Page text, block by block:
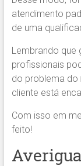
atendimento
de uma
Lembrando que
profissionais
do problema do
cliente está
Com isso em
feito!